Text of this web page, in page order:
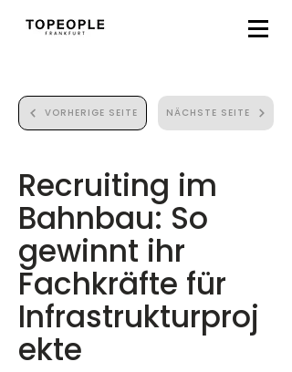
VORHERIGE SEITE NÄCHSTE SEITE
Recruiting im
Bahnbau: So
gewinnt ihr
Fachkräfte für
Infrastrukturproj
ekte